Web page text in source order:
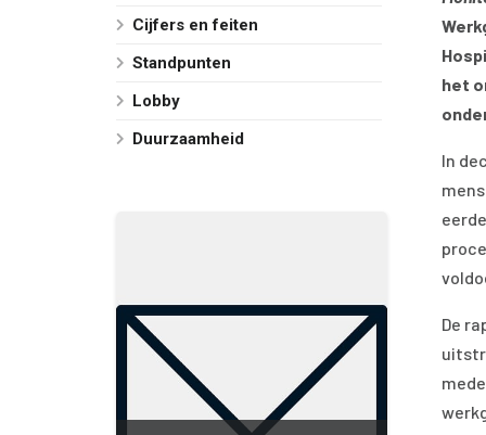
het
In
De
Cijfers en feiten
Standpunten
Lobby
Duurzaamheid